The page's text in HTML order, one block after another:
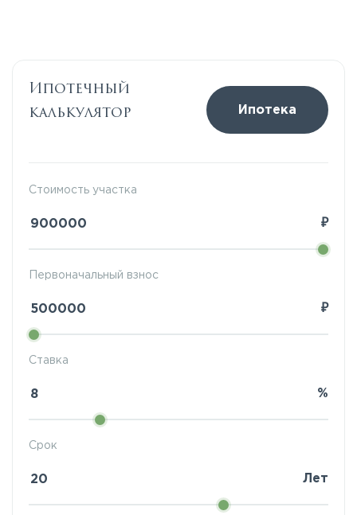
Ипотечный
калькулятор
Ипотека
Стоимость участка
₽
Ставка
%
Первоначальный взнос
₽
Срок
Лет